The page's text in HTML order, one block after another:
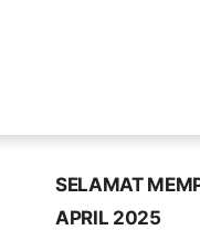
SELAMAT
APRIL 2025